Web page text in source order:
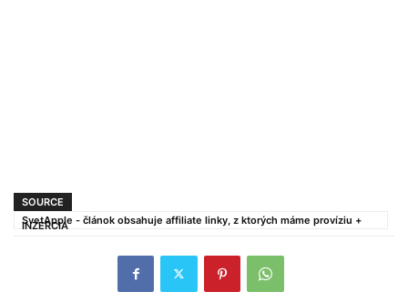
SOURCE
SvetApple - článok obsahuje affiliate linky, z ktorých máme províziu +
INZERCIA